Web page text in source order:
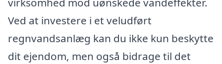
Ved at investere i et veludført
regnvandsanlæg kan du ikke kun beskytte
dit ejendom, men også bidrage til det